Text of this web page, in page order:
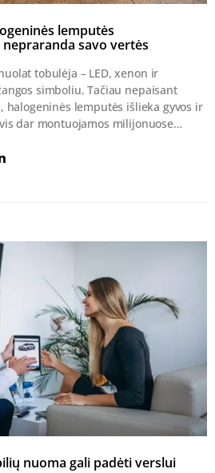
lemputės
savo vertės
tobulėja – LED, xenon ir
simboliu. Tačiau nepaisant
halogeninės lemputės išlieka gyvos ir
dar montuojamos milijonuose…
nuoma gali padėti verslui